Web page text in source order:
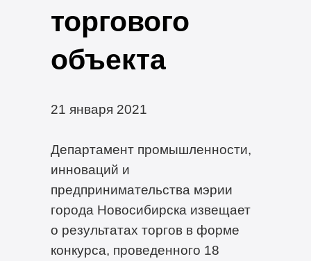
торгового
объекта
21 января 2021
Департамент промышленности,
инноваций и
предпринимательства мэрии
города Новосибирска извещает
о результатах торгов в форме
конкурса, проведенного 18